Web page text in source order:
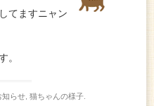
てますニャン
。
知らせ, 猫ちゃんの様子.